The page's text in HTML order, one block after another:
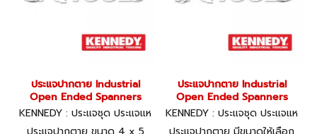
ประแจปากตาย Industrial
Open Ended Spanners
KENNEDY : ประแจชุด ประแจแห
วน-ปากตาย
ประแจปากตาย Industrial
Open Ended Spanners
KENNEDY : ประแจชุด ประแจแห
วน-ปากตาย